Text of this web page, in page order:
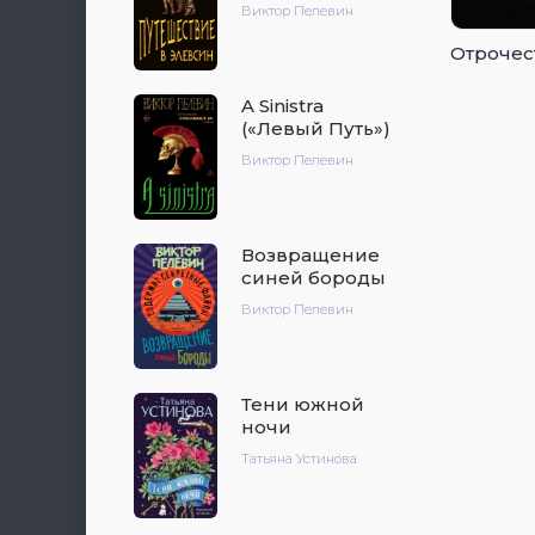
Виктор Пелевин
A Sinistra
(«Левый Путь»)
Виктор Пелевин
Возвращение
синей бороды
Виктор Пелевин
Тени южной
ночи
Татьяна Устинова